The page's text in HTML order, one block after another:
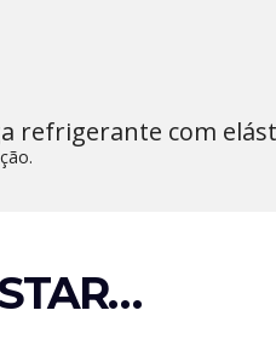
refrigerante com